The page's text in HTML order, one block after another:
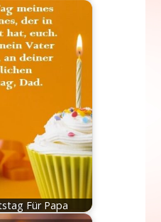
Für Papa